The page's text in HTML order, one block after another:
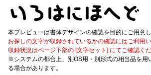
セット or 単体
本プレビューは書体デザインの確認を目的にご用意し
お探しの文字が収録されているかの確認にはご利用
収録状況はページ下部の [文字セット] にてご確認くだ
※システムの都合上、別OS用・別形式の相当品を用
る場合があります。